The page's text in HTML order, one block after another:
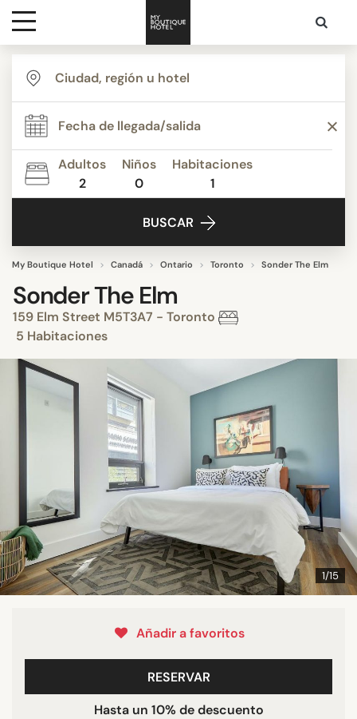
Destinos
Inspiración
Contacto
Adultos
2
Niños
0
Habitaciones
1
BUSCAR
My Boutique Hotel Canadá Ontario Toronto Sonder The Elm
Sonder The Elm
159 Elm Street M5T3A7 - Toronto
5 Habitaciones
1/15
Añadir a favoritos
RESERVAR
Hasta un 10% de descuento